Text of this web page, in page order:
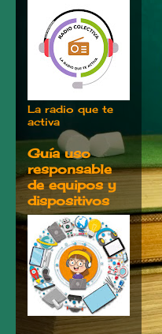
La radio que te
activa
Guía uso
responsable
de equipos y
dispositivos